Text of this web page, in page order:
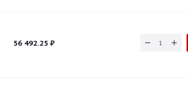
56 492.25 ₽